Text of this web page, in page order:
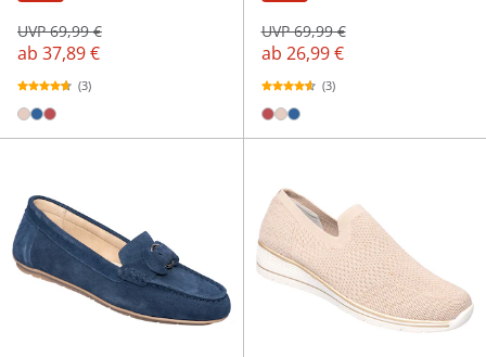
ab 37,89 €
UVP 69,99 €
(3)
ab 26,99 €
UVP 69,99 €
(3)